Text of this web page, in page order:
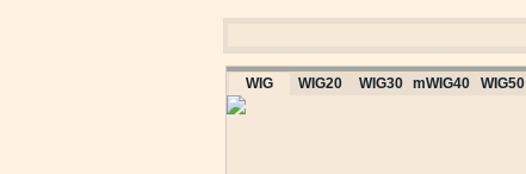
WIG WIG20 WIG30 mWIG40 WIG50